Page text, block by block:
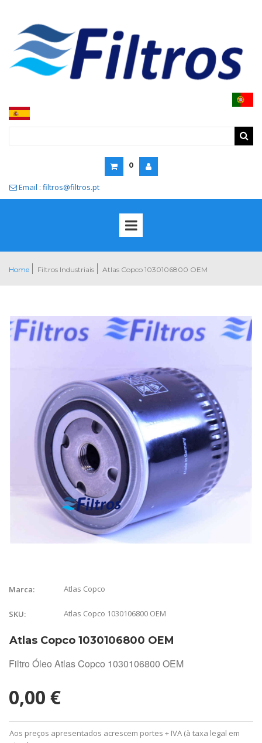
0
 Email : filtros@filtros.pt
Home Filtros Industriais Atlas Copco 1030106800 OEM
Marca: Atlas Copco
SKU: Atlas Copco 1030106800 OEM
Atlas Copco 1030106800 OEM
Filtro Óleo Atlas Copco 1030106800 OEM
0,00 €
Aos preços apresentados acrescem portes + IVA (à taxa legal em